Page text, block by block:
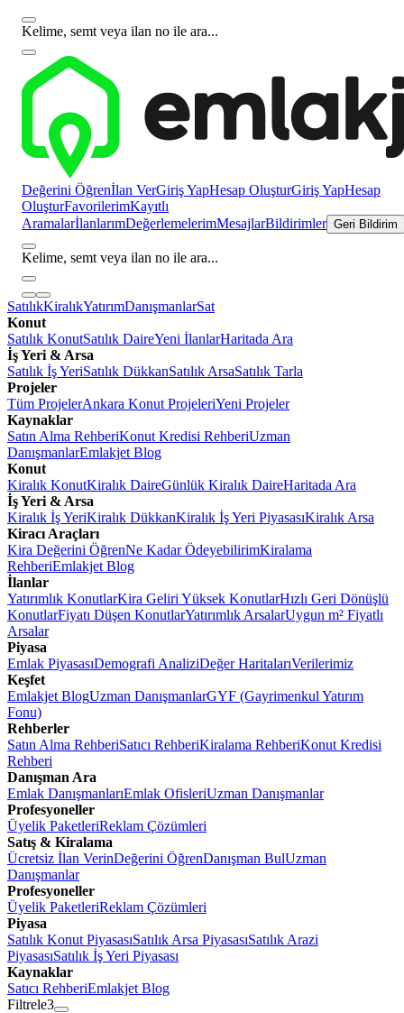
Kelime, semt veya ilan no ile ara...
Değerini Öğrenİlan VerGiriş YapHesap OluşturGiriş YapHesap
OluşturFavorilerimKayıtlı
AramalarİlanlarımDeğerlemelerimMesajlarBildirimler Geri Bildirim
Kelime, semt veya ilan no ile ara...
SatılıkKiralıkYatırımDanışmanlarSat
Konut
Satılık KonutSatılık DaireYeni İlanlarHaritada Ara
İş Yeri & Arsa
Satılık İş YeriSatılık DükkanSatılık ArsaSatılık Tarla
Projeler
Tüm ProjelerAnkara Konut ProjeleriYeni Projeler
Kaynaklar
Satın Alma RehberiKonut Kredisi RehberiUzman
DanışmanlarEmlakjet Blog
Konut
Kiralık KonutKiralık DaireGünlük Kiralık DaireHaritada Ara
İş Yeri & Arsa
Kiralık İş YeriKiralık DükkanKiralık İş Yeri PiyasasıKiralık Arsa
Kiracı Araçları
Kira Değerini ÖğrenNe Kadar ÖdeyebilirimKiralama
RehberiEmlakjet Blog
İlanlar
Yatırımlık KonutlarKira Geliri Yüksek KonutlarHızlı Geri Dönüşlü
KonutlarFiyatı Düşen KonutlarYatırımlık ArsalarUygun m² Fiyatlı
Arsalar
Piyasa
Emlak PiyasasıDemografi AnaliziDeğer HaritalarıVerilerimiz
Keşfet
Emlakjet BlogUzman DanışmanlarGYF (Gayrimenkul Yatırım
Fonu)
Rehberler
Satın Alma RehberiSatıcı RehberiKiralama RehberiKonut Kredisi
Rehberi
Danışman Ara
Emlak DanışmanlarıEmlak OfisleriUzman Danışmanlar
Profesyoneller
Üyelik PaketleriReklam Çözümleri
Satış & Kiralama
Ücretsiz İlan VerinDeğerini ÖğrenDanışman BulUzman
Danışmanlar
Profesyoneller
Üyelik PaketleriReklam Çözümleri
Piyasa
Satılık Konut PiyasasıSatılık Arsa PiyasasıSatılık Arazi
PiyasasıSatılık İş Yeri Piyasası
Kaynaklar
Satıcı RehberiEmlakjet Blog
Filtrele3